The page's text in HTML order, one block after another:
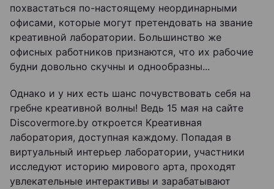
похвастаться по-настоящему неординарными
офисами, которые могут претендовать на звание
креативной лаборатории. Большинство же
офисных работников признаются, что их рабочие
будни довольно скучны и однообразны...
Однако и у них есть шанс почувствовать себя на
гребне креативной волны! Ведь 15 мая на сайте
Discovermore.by откроется Креативная
лаборатория, доступная каждому. Попадая в
виртуальный интерьер лаборатории, участники
исследуют историю мирового арта, проходят
увлекательные интерактивы и зарабатывают